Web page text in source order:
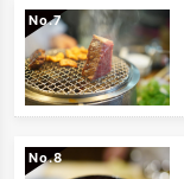
No.
No.